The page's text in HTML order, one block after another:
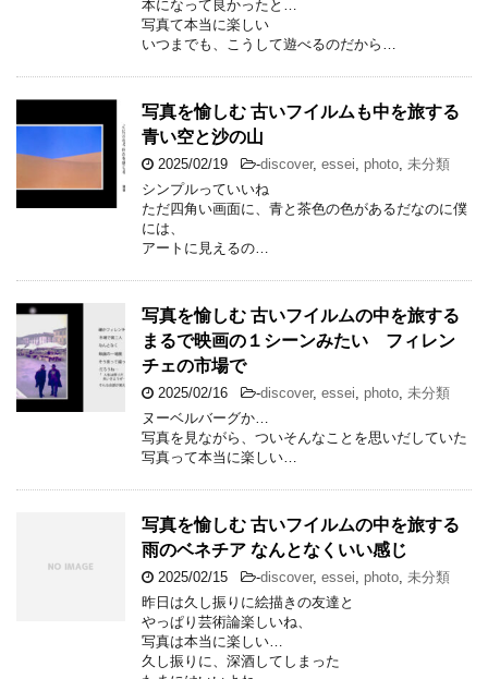
本になって良かったと…
写真て本当に楽しい
いつまでも、こうして遊べるのだから…
写真を愉しむ 古いフイルムも中を旅する
青い空と沙の山
2025/02/19 -discover, essei photo 未分類
シンプルっていいね
ただ四角い画面に、青と茶色の色があるだなのに僕
には、
アートに見えるの…
写真を愉しむ 古いフイルムの中を旅する
まるで映画の１シーンみたい フィレン
チェの市場で
2025/02/16 -discover, essei photo 未分類
ヌーベルバーグか…
写真を見ながら、ついそんなことを思いだしていた
写真って本当に楽しい…
写真を愉しむ 古いフイルムの中を旅する
雨のベネチア なんとなくいい感じ
2025/02/15 -discover, essei photo 未分類
昨日は久し振りに絵描きの友達と
やっぱり芸術論楽しいね、
写真は本当に楽しい…
久し振りに、深酒してしまった